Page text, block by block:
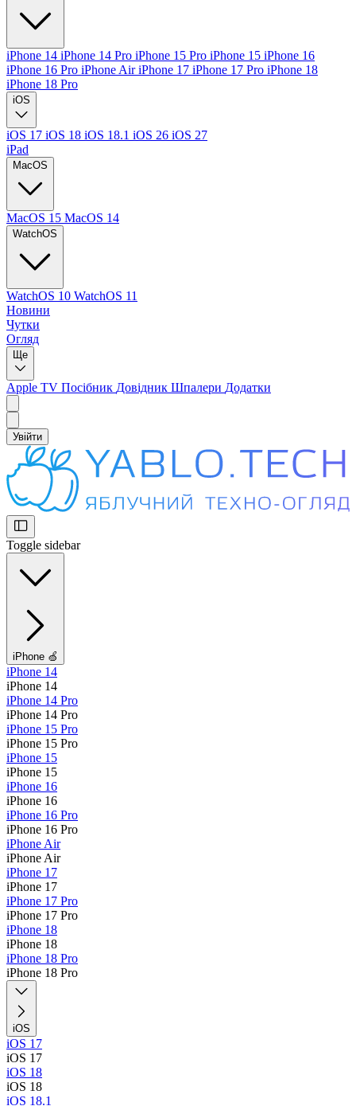
iPhone 14 iPhone 14 Pro iPhone 15 Pro iPhone 15 iPhone 16
iPhone 16 Pro iPhone AiriPhone 17 iPhone 17 Pro iPhone 18
iPhone 18 Pro
iOS
iOS 17 iOS 18 iOS 18.1 iOS 26 iOS 27
iPad
MacOS
MacOS 15 MacOS 14
WatchOS
WatchOS 10 WatchOS 11
Новини
Чутки
Огляд
Ще
Apple TV Посібник Довідник Шпалери Додатки
Увійти
Toggle sidebar
iPhone 🍏
iPhone 14
iPhone 14
iPhone 14 Pro
iPhone 14 Pro
iPhone 15 Pro
iPhone 15 Pro
iPhone 15
iPhone 15
iPhone 16
iPhone 16
iPhone 16 Pro
iPhone 16 Pro
iPhone Air
iPhone Air
iPhone 17
iPhone 17
iPhone 17 Pro
iPhone 17 Pro
iPhone 18
iPhone 18
iPhone 18 Pro
iPhone 18 Pro
iOS
iOS 17
iOS 17
iOS 18
iOS 18
iOS 18.1